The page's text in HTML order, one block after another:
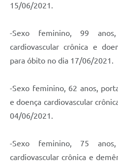
15/06/2021.
-Sexo feminino, 99
cardiovascular crônica e
para óbito no dia 17/06/2021.
-Sexo feminino, 62 anos,
e doença cardiovascular
04/06/2021.
-Sexo feminino, 75
cardiovascular crônica e